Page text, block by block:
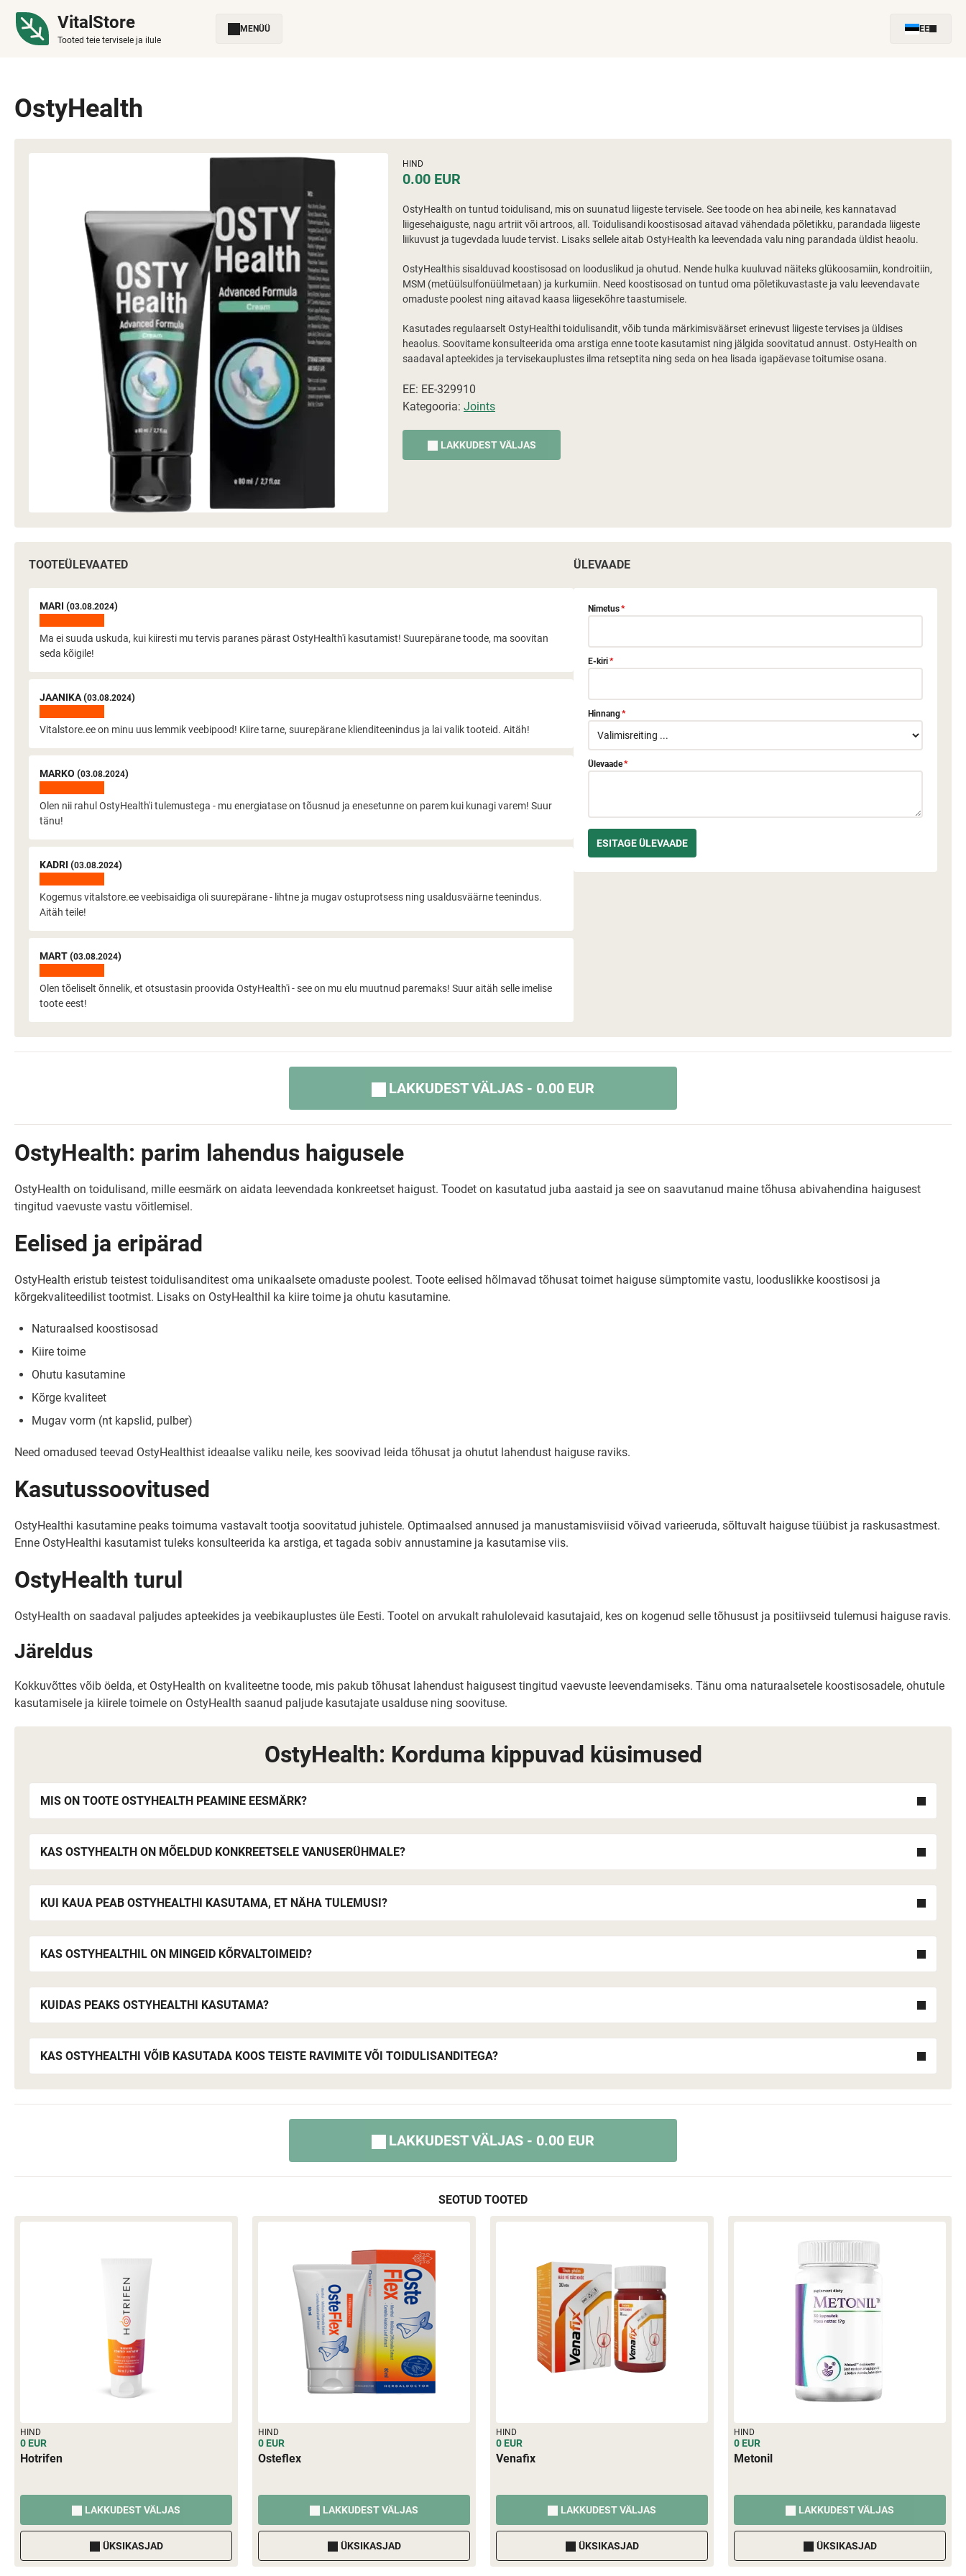
VitalStore
Tooted teie tervisele ja ilule
MENÜÜ EE
OstyHealth
HIND
0.00 EUR
OstyHealth on tuntud toidulisand, mis on suunatud liigeste tervisele. See toode on hea abi neile, kes kannatavad
liigesehaiguste, nagu artriit või artroos, all. Toidulisandi koostisosad aitavad vähendada põletikku, parandada liigeste
liikuvust ja tugevdada luude tervist. Lisaks sellele aitab OstyHealth ka leevendada valu ning parandada üldist heaolu.
OstyHealthis sisalduvad koostisosad on looduslikud ja ohutud. Nende hulka kuuluvad näiteks glükoosamiin, kondroitiin,
MSM (metüülsulfonüülmetaan) ja kurkumiin. Need koostisosad on tuntud oma põletikuvastaste ja valu leevendavate
omaduste poolest ning aitavad kaasa liigesekõhre taastumisele.
Kasutades regulaarselt OstyHealthi toidulisandit, võib tunda märkimisväärset erinevust liigeste tervises ja üldises
heaolus. Soovitame konsulteerida oma arstiga enne toote kasutamist ning jälgida soovitatud annust. OstyHealth on
saadaval apteekides ja tervisekauplustes ilma retseptita ning seda on hea lisada igapäevase toitumise osana.
EE: EE-329910
Kategooria: Joints
LAKKUDEST VÄLJAS
TOOTEÜLEVAATED
MARI (03.08.2024)
Ma ei suuda uskuda, kui kiiresti mu tervis paranes pärast OstyHealth'i kasutamist! Suurepärane toode, ma soovitan
seda kõigile!
JAANIKA (03.08.2024)
Vitalstore.ee on minu uus lemmik veebipood! Kiire tarne, suurepärane klienditeenindus ja lai valik tooteid. Aitäh!
MARKO (03.08.2024)
Olen nii rahul OstyHealth'i tulemustega - mu energiatase on tõusnud ja enesetunne on parem kui kunagi varem! Suur
tänu!
KADRI (03.08.2024)
Kogemus vitalstore.ee veebisaidiga oli suurepärane - lihtne ja mugav ostuprotsess ning usaldusväärne teenindus.
Aitäh teile!
MART (03.08.2024)
Olen tõeliselt õnnelik, et otsustasin proovida OstyHealth'i - see on mu elu muutnud paremaks! Suur aitäh selle imelise
toote eest!
ÜLEVAADE
Nimetus*
E-kiri*
Hinnang*
Ülevaade*
LAKKUDEST VÄLJAS - 0.00 EUR
OstyHealth: parim lahendus haigusele
OstyHealth on toidulisand, mille eesmärk on aidata leevendada konkreetset haigust. Toodet on kasutatud juba aastaid ja see on saavutanud maine tõhusa abivahendina haigusest
tingitud vaevuste vastu võitlemisel.
Eelised ja eripärad
OstyHealth eristub teistest toidulisanditest oma unikaalsete omaduste poolest. Toote eelised hõlmavad tõhusat toimet haiguse sümptomite vastu, looduslikke koostisosi ja
kõrgekvaliteedilist tootmist. Lisaks on OstyHealthil ka kiire toime ja ohutu kasutamine.
Naturaalsed koostisosad
Kiire toime
Ohutu kasutamine
Kõrge kvaliteet
Mugav vorm (nt kapslid, pulber)
Need omadused teevad OstyHealthist ideaalse valiku neile, kes soovivad leida tõhusat ja ohutut lahendust haiguse raviks.
Kasutussoovitused
OstyHealthi kasutamine peaks toimuma vastavalt tootja soovitatud juhistele. Optimaalsed annused ja manustamisviisid võivad varieeruda, sõltuvalt haiguse tüübist ja raskusastmest.
Enne OstyHealthi kasutamist tuleks konsulteerida ka arstiga, et tagada sobiv annustamine ja kasutamise viis.
OstyHealth turul
OstyHealth on saadaval paljudes apteekides ja veebikauplustes üle Eesti. Tootel on arvukalt rahulolevaid kasutajaid, kes on kogenud selle tõhusust ja positiivseid tulemusi haiguse ravis.
Järeldus
Kokkuvõttes võib öelda, et OstyHealth on kvaliteetne toode, mis pakub tõhusat lahendust haigusest tingitud vaevuste leevendamiseks. Tänu oma naturaalsetele koostisosadele, ohutule
kasutamisele ja kiirele toimele on OstyHealth saanud paljude kasutajate usalduse ning soovituse.
OstyHealth: Korduma kippuvad küsimused
MIS ON TOOTE OSTYHEALTH PEAMINE EESMÄRK?
KAS OSTYHEALTH ON MÕELDUD KONKREETSELE VANUSERÜHMALE?
KUI KAUA PEAB OSTYHEALTHI KASUTAMA, ET NÄHA TULEMUSI?
KAS OSTYHEALTHIL ON MINGEID KÕRVALTOIMEID?
KUIDAS PEAKS OSTYHEALTHI KASUTAMA?
KAS OSTYHEALTHI VÕIB KASUTADA KOOS TEISTE RAVIMITE VÕI TOIDULISANDITEGA?
LAKKUDEST VÄLJAS - 0.00 EUR
SEOTUD TOOTED
HIND
0 EUR
Hotrifen
LAKKUDEST VÄLJAS
ÜKSIKASJAD
HIND
0 EUR
Osteflex
LAKKUDEST VÄLJAS
ÜKSIKASJAD
HIND
0 EUR
Venafix
LAKKUDEST VÄLJAS
ÜKSIKASJAD
HIND
0 EUR
Metonil
LAKKUDEST VÄLJAS
ÜKSIKASJAD